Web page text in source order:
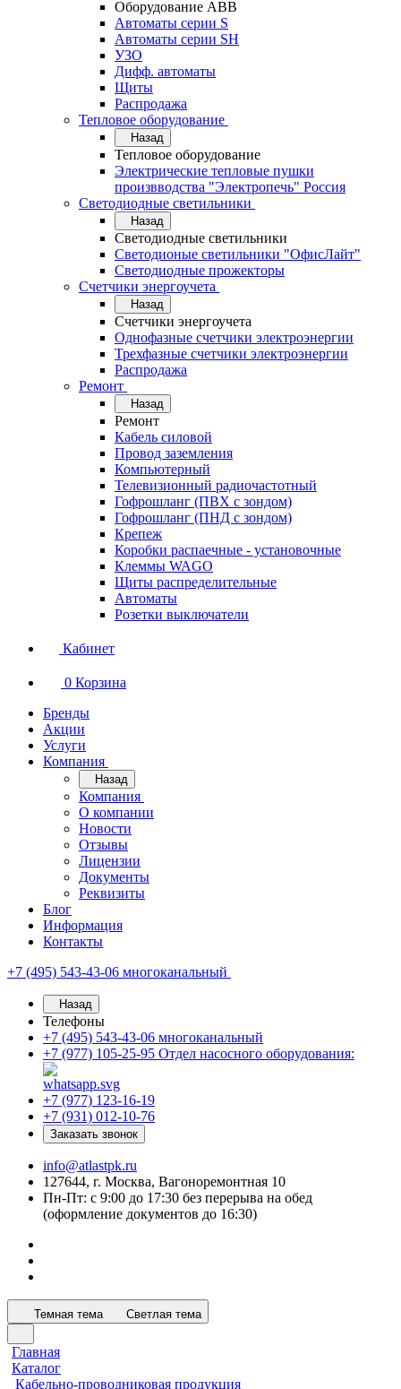
Оборудование АВВ
Автоматы серии S
Автоматы серии SH
УЗО
Дифф. автоматы
Щиты
Распродажа
Тепловое оборудование
Назад
Тепловое оборудование
Электрические тепловые пушки
произвводства "Электропечь" Россия
Светодиодные светильники
Назад
Светодиодные светильники
Светодионые светильники "ОфисЛайт"
Светодиодные прожекторы
Счетчики энергоучета
Назад
Счетчики энергоучета
Однофазные счетчики электроэнергии
Трехфазные счетчики электроэнергии
Распродажа
Ремонт
Назад
Ремонт
Кабель силовой
Провод заземления
Компьютерный
Телевизионный радиочастотный
Гофрошланг (ПВХ с зондом)
Гофрошланг (ПНД с зондом)
Крепеж
Коробки распаечные - установочные
Клеммы WAGO
Щиты распределительные
Автоматы
Розетки выключатели
Кабинет
0 Корзина
Бренды
Акции
Услуги
Компания
Назад
Компания
О компании
Новости
Отзывы
Лицензии
Документы
Реквизиты
Блог
Информация
Контакты
+7 (495) 543-43-06 многоканальный
Назад
Телефоны
+7 (495) 543-43-06 многоканальный
+7 (977) 105-25-95 Отдел насосного оборудования:
+7 (977) 123-16-19
+7 (931) 012-10-76
Заказать звонок
info@atlastpk.ru
127644, г. Москва, Вагоноремонтная 10
Пн-Пт: с 9:00 до 17:30 без перерыва на обед
(оформление документов до 16:30)
Темная тема Светлая тема
Главная
Каталог
Кабельно-проводниковая продукция